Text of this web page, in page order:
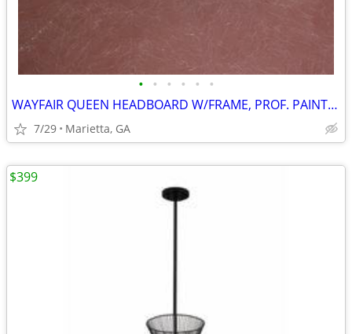
• • • • • •
WAYFAIR QUEEN HEADBOARD W/FRAME, PROF. PAINTED IN "DISTRESSED FINISH"
7/29 Marietta, GA
$399